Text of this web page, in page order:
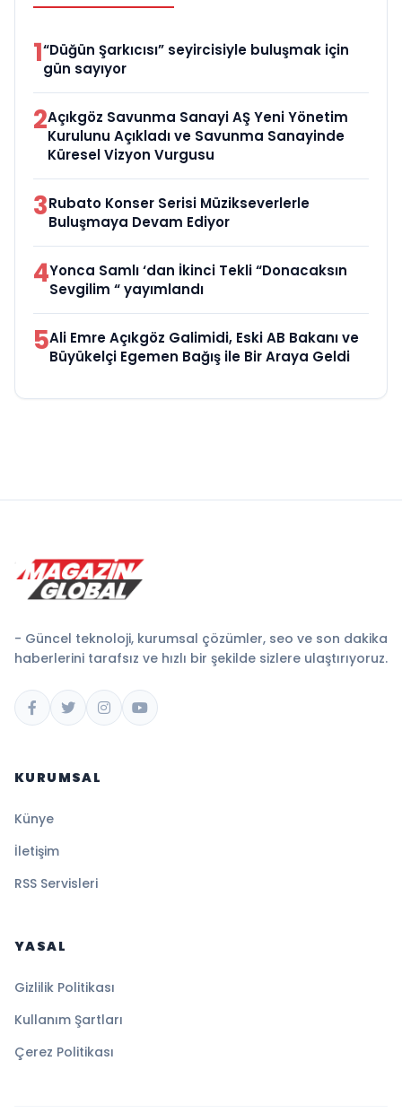
1“Düğün Şarkıcısı” seyircisiyle buluşmak için
gün sayıyor
2Açıkgöz Savunma Sanayi AŞ Yeni Yönetim
Kurulunu Açıkladı ve Savunma Sanayinde
Küresel Vizyon Vurgusu
3Rubato Konser Serisi Müzikseverlerle
Buluşmaya Devam Ediyor
4Yonca Samlı ‘dan İkinci Tekli “Donacaksın
Sevgilim “ yayımlandı
5Ali Emre Açıkgöz Galimidi, Eski AB Bakanı ve
Büyükelçi Egemen Bağış ile Bir Araya Geldi
- Güncel teknoloji, kurumsal çözümler, seo ve son dakika
haberlerini tarafsız ve hızlı bir şekilde sizlere ulaştırıyoruz.
KURUMSAL
Künye
İletişim
RSS Servisleri
YASAL
Gizlilik Politikası
Kullanım Şartları
Çerez Politikası